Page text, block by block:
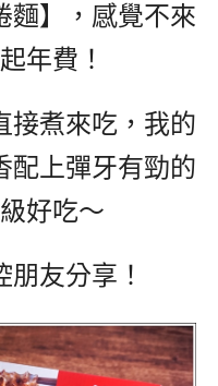
麵】，感覺不來
年費！
接煮來吃，我的
配上彈牙有勁的
好吃～
友分享！